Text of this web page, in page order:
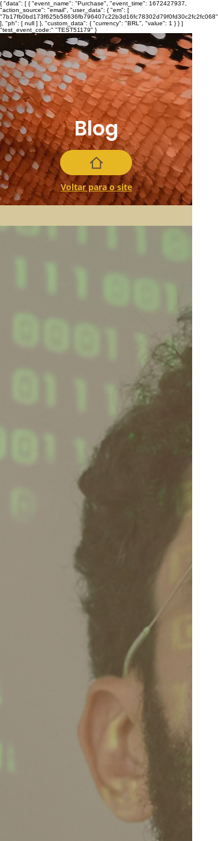
{ "data": [ { "event_name": "Purchase", "event_time": 1672427937,
"action_source": "email", "user_data": { "em": [
"7b17fb0bd173f625b58636fb796407c22b3d16fc78302d79f0fd30c2fc2fc068"
], "ph": [ null ] }, "custom_data": { "currency": "BRL", "value": 1 } } ]
"test_event_code:" "TEST51179" }
Blog
Voltar para o site